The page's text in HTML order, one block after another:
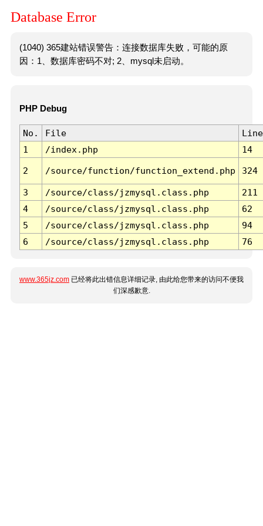
Database Error
(1040) 365建站错误警告：连接数据库失败，可能的原
因：1、数据库密码不对; 2、mysql未启动。
PHP Debug
No. File
Line
1
/index.php 14
2 /source/function/function_extend.php 324
3 /source/class/jzmysql.class.php
211
4
/source/class/jzmysql.class.php
62
5
/source/class/jzmysql.class.php
94
6
/source/class/jzmysql.class.php 76
www.365jz.com 已经将此出错信息详细记录, 由此给您带来的访问不便我
们深感歉意.